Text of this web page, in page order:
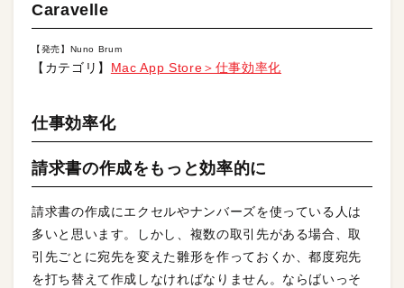
Caravelle
【発売】Nuno Brum
【カテゴリ】 Mac App Store＞仕事効率化
仕事効率化
請求書の作成をもっと効率的に
請求書の作成にエクセルやナンバーズを使っている人は
多いと思います。しかし、複数の取引先がある場合、取
引先ごとに宛先を変えた雛形を作っておくか、都度宛先
を打ち替えて作成しなければなりません。ならばいっそ